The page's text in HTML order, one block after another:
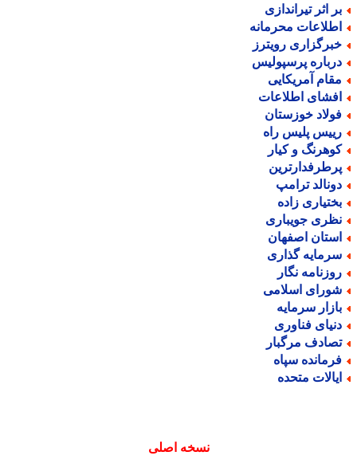
اثر تیراندازی
محرمانه
رویترز
پرسپولیس
آمریکایی
اطلاعات
خوزستان
پلیس راه
و کیار
ترامپ
زاده
جویباری
اصفهان
گذاری
نگار
اسلامی
سرمایه
فناوری
مرگبار
سپاه
متحده
نسخه اصلی